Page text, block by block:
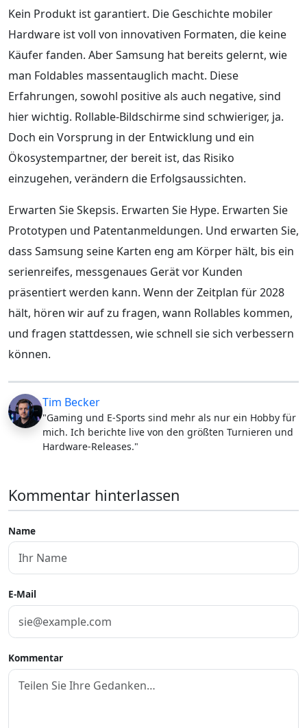
Kein Produkt ist garantiert. Die Geschichte mobiler
Hardware ist voll von innovativen Formaten, die keine
Käufer fanden. Aber Samsung hat bereits gelernt, wie
man Foldables massentauglich macht. Diese
Erfahrungen, sowohl positive als auch negative, sind
hier wichtig. Rollable-Bildschirme sind schwieriger, ja.
Doch ein Vorsprung in der Entwicklung und ein
Ökosystempartner, der bereit ist, das Risiko
einzugehen, verändern die Erfolgsaussichten.
Erwarten Sie Skepsis. Erwarten Sie Hype. Erwarten Sie
Prototypen und Patentanmeldungen. Und erwarten Sie,
dass Samsung seine Karten eng am Körper hält, bis ein
serienreifes, messgenaues Gerät vor Kunden
präsentiert werden kann. Wenn der Zeitplan für 2028
hält, hören wir auf zu fragen, wann Rollables kommen,
und fragen stattdessen, wie schnell sie sich verbessern
können.
Tim Becker
"Gaming und E-Sports sind mehr als nur ein Hobby für
mich. Ich berichte live von den größten Turnieren und
Hardware-Releases."
Kommentar hinterlassen
Name
E-Mail
Kommentar